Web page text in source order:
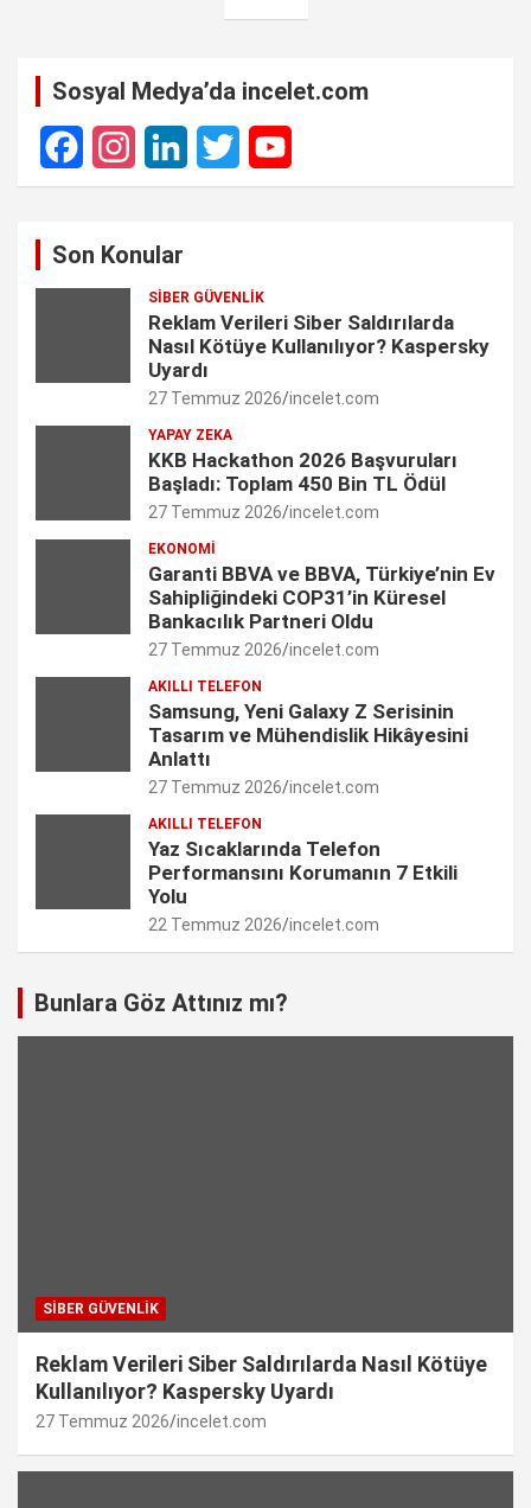
Sosyal Medya’da incelet.com
F
I
L
k
e
d
n
T
t
t
e
r
Y
T
u
b
C
a
n
n
e
l
Son Konular
SIBER GÜVENLIK
Reklam Verileri Siber Saldırılarda
Nasıl Kötüye Kullanılıyor? Kaspersky
Uyardı
27 Temmuz 2026 incelet.com
YAPAY ZEKA
KKB Hackathon 2026 Başvuruları
Başladı: Toplam 450 Bin TL Ödül
27 Temmuz 2026 incelet.com
EKONOMI
Garanti BBVA ve BBVA, Türkiye’nin Ev
Sahipliğindeki COP31’in Küresel
Bankacılık Partneri Oldu
27 Temmuz 2026 incelet.com
AKILLI TELEFON
Samsung, Yeni Galaxy Z Serisinin
Tasarım ve Mühendislik Hikâyesini
Anlattı
27 Temmuz 2026 incelet.com
AKILLI TELEFON
Yaz Sıcaklarında Telefon
Performansını Korumanın 7 Etkili
Yolu
22 Temmuz 2026 incelet.com
Bunlara Göz Attınız mı?
SIBER GÜVENLIK
Reklam Verileri Siber Saldırılarda Nasıl Kötüye
Kullanılıyor? Kaspersky Uyardı
27 Temmuz 2026 incelet.com